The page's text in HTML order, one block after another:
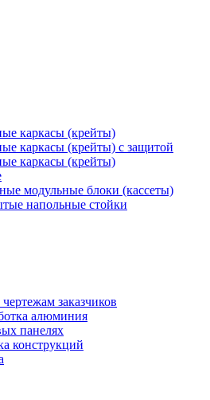
каркасы (крейты)
каркасы (крейты) с защитой
каркасы (крейты)
модульные блоки (кассеты)
напольные стойки
заказчиков
алюминия
панелях
конструкций